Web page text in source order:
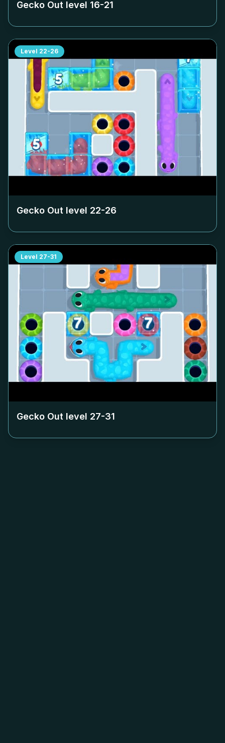
Gecko Out level 16-21
Level 22-26
Gecko Out level 22-26
Level 27-31
Gecko Out level 27-31